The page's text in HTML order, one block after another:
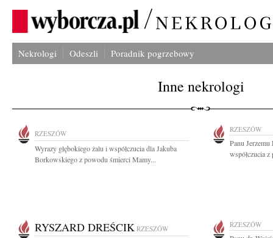
Nekrologi Odeszli Poradnik pogrzebowy
Inne nekrologi
RZESZÓW
Wyrazy głębokiego żalu i współczucia dla Jakuba
Borkowskiego z powodu śmierci Mamy...
RZESZÓW
Panu
współczucia
RYSZARD DREŚCIK RZESZÓW RZESZÓW